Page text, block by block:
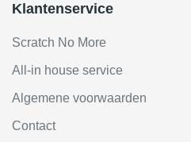
Klantenservice
Scratch No More
All-in house service
Algemene voorwaarden
Contact